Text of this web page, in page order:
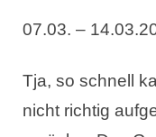
07.03. –
Tja, so schnell
nicht richtig